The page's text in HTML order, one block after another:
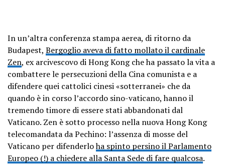
In un’altra conferenza stampa aerea, di ritorno da
Budapest, Bergoglio aveva di fatto mollato il cardinale
Zen, ex arcivescovo di Hong Kong che ha passato la vita a
combattere le persecuzioni della Cina comunista e a
difendere quei cattolici cinesi «sotterranei» che da
quando è in corso l’accordo sino-vaticano, hanno il
tremendo timore di essere stati abbandonati dal
Vaticano. Zen è sotto processo nella nuova Hong Kong
telecomandata da Pechino: l’assenza di mosse del
Vaticano per difenderloha spinto persino il Parlamento
Europeo (!) a chiedere alla Santa Sede di fare qualcosa.